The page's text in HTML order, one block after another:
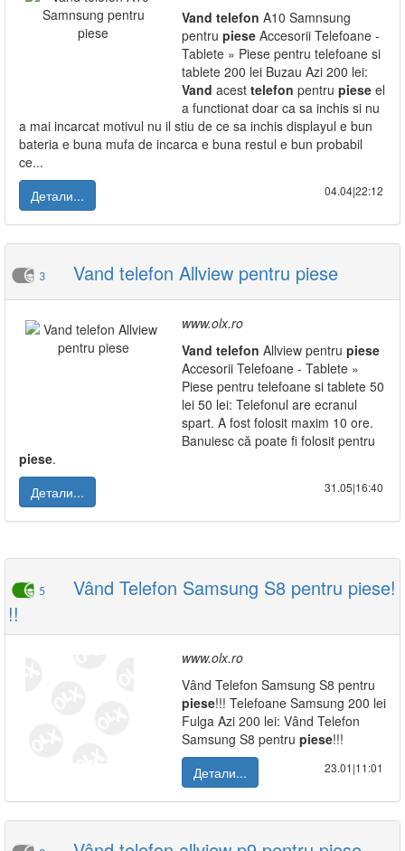
Vand telefon A10 Samnsung
pentru piese Accesorii Telefoane -
Tablete » Piese pentru telefoane si
tablete 200 lei Buzau Azi 200 lei:
Vand acest telefon pentru piese el
a functionat doar ca sa inchis si nu
a mai incarcat motivul nu il stiu de ce sa inchis displayul e bun
bateria e buna mufa de incarca e buna restul e bun probabil
ce...
Детали...
04.04|22:12
3 Vand telefon Allview pentru piese
www.olx.ro
Vand telefon Allview pentru piese
Accesorii Telefoane - Tablete »
Piese pentru telefoane si tablete 50
lei 50 lei: Telefonul are ecranul
spart. A fost folosit maxim 10 ore.
Banuiesc că poate fi folosit pentru
piese.
Детали...
31.05|16:40
5
Vând Telefon Samsung S8 pentru piese!
!!
www.olx.ro
Vând Telefon Samsung S8 pentru
piese!!! Telefoane Samsung 200 lei
Fulga Azi 200 lei: Vând Telefon
Samsung S8 pentru piese!!!
Детали...
23.01|11:01